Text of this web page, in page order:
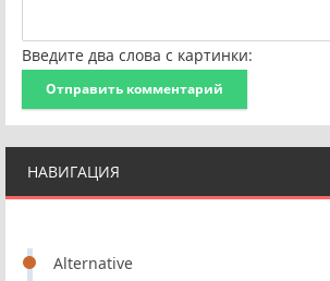
НАВИГАЦИЯ
Alternative
Введите два слова с картинки:
Отправить комментарий